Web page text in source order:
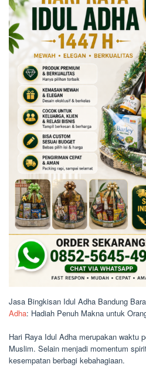
Jasa Bingkisan Idul Adha Bandung
Adha: Hadiah Penuh Makna untuk
Hari Raya Idul Adha merupakan waktu
Muslim. Selain menjadi momentum
kesempatan berbagi kebahagiaan.